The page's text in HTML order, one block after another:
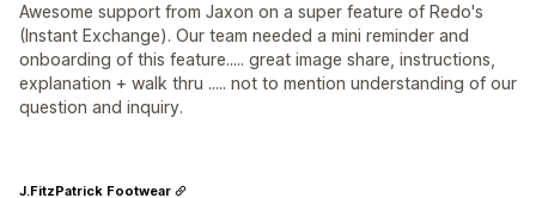
Awesome support from Jaxon on a super feature of Redo's
(Instant Exchange). Our team needed a mini reminder and
onboarding of this feature..... great image share, instructions,
explanation + walk thru ..... not to mention understanding of our
question and inquiry.
J.FitzPatrick Footwear